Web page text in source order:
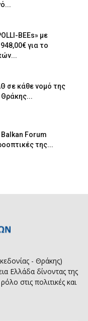
BEEs» με
για το
σε κάθε νομό της
Θράκης...
Forum
της...
- Θράκης)
Ελλάδα δίνοντας της
στις πολιτικές και